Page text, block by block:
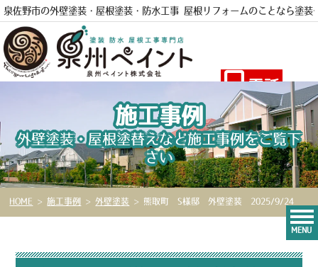
泉佐野市の外壁塗装・屋根塗装・防水工事 屋根リフォームのことなら塗装
電話
MENU
施工事例
外壁塗装・屋根塗替えなど施工事例をご覧下
さい
HOME >施工事例 > 外壁塗装 > 熊取町 S様邸 外壁塗装 2025/9/24